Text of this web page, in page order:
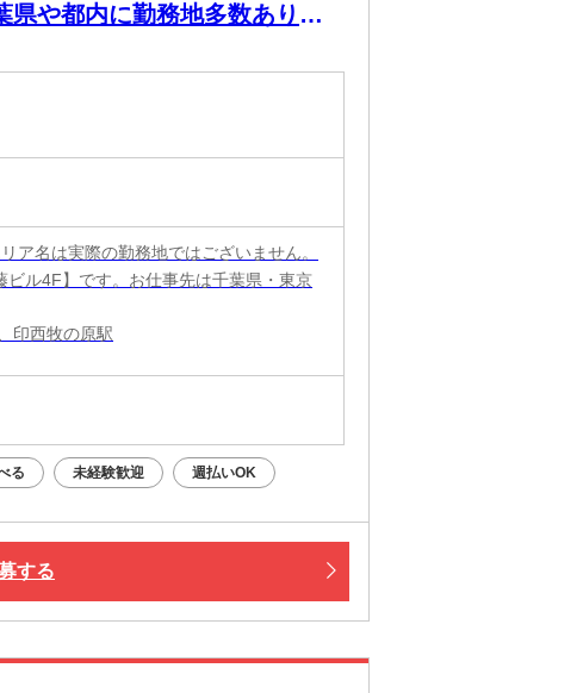
県や都内に勤務地多数あり＞
ア名は実際の勤務地ではございません。
ル4F】です。お仕事先は千葉県・東京
印西牧の原駅
る 未経験歓迎 週払いOK
する